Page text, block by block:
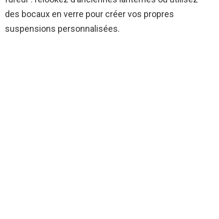
des bocaux en verre pour créer vos propres
suspensions personnalisées.